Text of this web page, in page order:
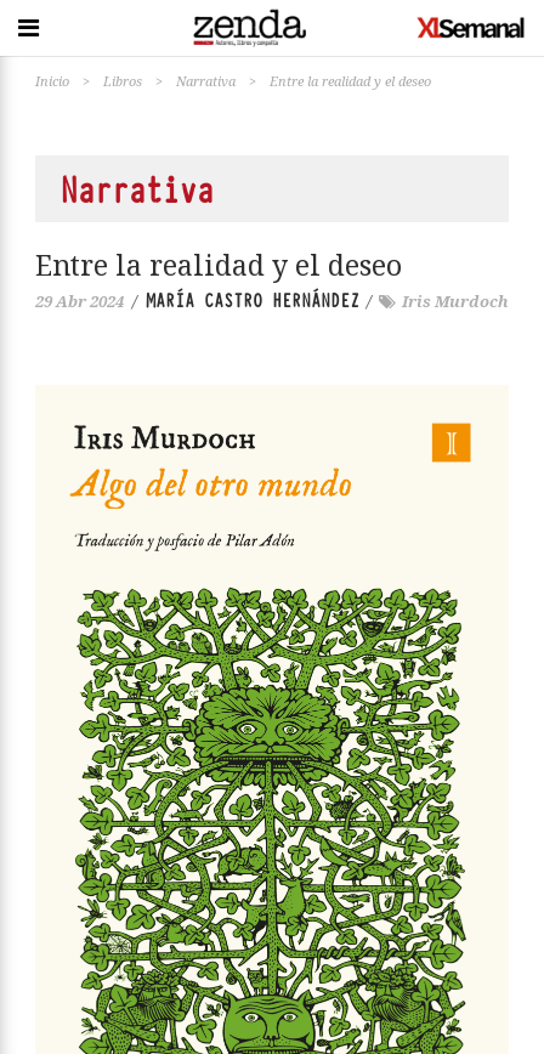
Inicio > Libros > Narrativa > Entre la realidad y el deseo
Narrativa
Entre la realidad y el deseo
29 Abr 2024 / MARÍA CASTRO HERNÁNDEZ / Iris Murdoch